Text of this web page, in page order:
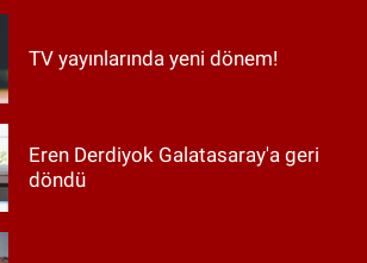
TV yayınlarında yeni dönem!
Eren Derdiyok Galatasaray'a geri
döndü